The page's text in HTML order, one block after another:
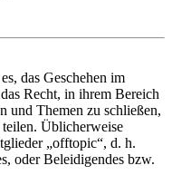
das Geschehen im
Recht, in ihrem Bereich
und Themen zu schließen,
Üblicherweise
„offtopic“, d. h.
oder Beleidigendes bzw.